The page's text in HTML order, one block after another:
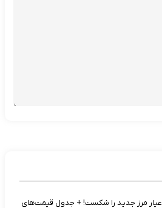
قیمت طلا و سکه؛ طلای ۱۸ عیار مرز جدید را شکست! + جدول قیمت‌های